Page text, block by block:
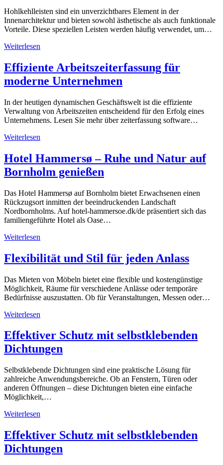
Hohlkehlleisten sind ein unverzichtbares Element in der
Innenarchitektur und bieten sowohl ästhetische als auch funktionale
Vorteile. Diese speziellen Leisten werden häufig verwendet, um…
Weiterlesen
Effiziente Arbeitszeiterfassung für
moderne Unternehmen
In der heutigen dynamischen Geschäftswelt ist die effiziente
Verwaltung von Arbeitszeiten entscheidend für den Erfolg eines
Unternehmens. Lesen Sie mehr über zeiterfassung software…
Weiterlesen
Hotel Hammersø – Ruhe und Natur auf
Bornholm genießen
Das Hotel Hammersø auf Bornholm bietet Erwachsenen einen
Rückzugsort inmitten der beeindruckenden Landschaft
Nordbornholms. Auf hotel-hammersoe.dk/de präsentiert sich das
familiengeführte Hotel als Oase…
Weiterlesen
Flexibilität und Stil für jeden Anlass
Das Mieten von Möbeln bietet eine flexible und kostengünstige
Möglichkeit, Räume für verschiedene Anlässe oder temporäre
Bedürfnisse auszustatten. Ob für Veranstaltungen, Messen oder…
Weiterlesen
Effektiver Schutz mit selbstklebenden
Dichtungen
Selbstklebende Dichtungen sind eine praktische Lösung für
zahlreiche Anwendungsbereiche. Ob an Fenstern, Türen oder
anderen Öffnungen – diese Dichtungen bieten eine einfache
Möglichkeit,…
Weiterlesen
Effektiver Schutz mit selbstklebenden
Dichtungen